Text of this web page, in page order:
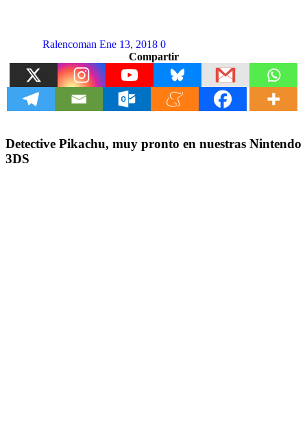
Ralencoman Ene 13, 2018 0
Compartir
Detective Pikachu, muy pronto en nuestras Nintendo
3DS